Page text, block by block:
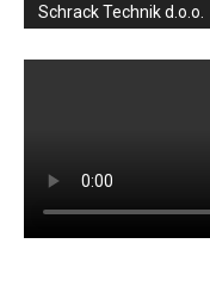
Schrack Technik d.o.o.